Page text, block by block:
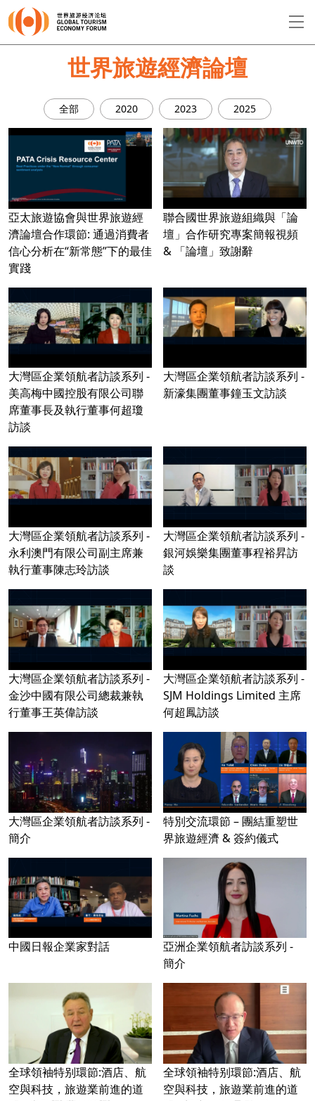
繁 简
關於論壇
論壇議程
世界旅遊經濟論壇
全部 2020 2023 2025
亞太旅遊協會與世界旅遊經
濟論壇合作環節: 通過消費者
信心分析在“新常態”下的最佳
實踐
聯合國世界旅遊組織與「論
壇」合作研究專案簡報視頻
& 「論壇」致謝辭
大灣區企業領航者訪談系列 -
美高梅中國控股有限公司聯
席董事長及執行董事何超瓊
訪談
大灣區企業領航者訪談系列 -
新濠集團董事鐘玉文訪談
大灣區企業領航者訪談系列 -
永利澳門有限公司副主席兼
執行董事陳志玲訪談
大灣區企業領航者訪談系列 -
銀河娛樂集團董事程裕昇訪
談
大灣區企業領航者訪談系列 -
金沙中國有限公司總裁兼執
行董事王英偉訪談
大灣區企業領航者訪談系列 -
SJM Holdings Limited 主席
何超鳳訪談
大灣區企業領航者訪談系列 -
簡介
特別交流環節 – 團結重塑世
界旅遊經濟 & 簽約儀式
中國日報企業家對話
亞洲企業領航者訪談系列 -
簡介
全球領袖特别環節:酒店、航
空與科技，旅遊業前進的道
全球領袖特别環節:酒店、航
空與科技，旅遊業前進的道